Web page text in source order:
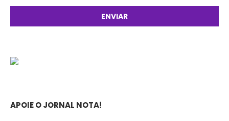
APOIE O JORNAL NOTA!